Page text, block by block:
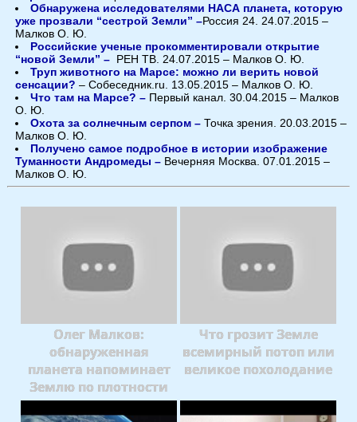
Обнаружена исследователями НАСА планета, которую
уже прозвали “сестрой Земли” –Россия 24. 24.07.2015 –
Малков О. Ю.
Российские ученые прокомментировали открытие
“новой Земли” – РЕН ТВ. 24.07.2015 – Малков О. Ю.
Труп животного на Марсе: можно ли верить новой
сенсации? – Собеседник.ru. 13.05.2015 – Малков О. Ю.
Что там на Марсе? – Первый канал. 30.04.2015 – Малков
О. Ю.
Охота за солнечным серпом – Точка зрения. 20.03.2015 –
Малков О. Ю.
Получено самое подробное в истории изображение
Туманности Андромеды – Вечерняя Москва. 07.01.2015 –
Малков О. Ю.
Олег Малков:
обнаруженная
планета напоминает
Землю по плотности
Что грозит Земле
всемирный потоп или
великое похолодание